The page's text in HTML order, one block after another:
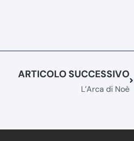
ARTICOLO SUCCESSIVO
L’Arca di Noè